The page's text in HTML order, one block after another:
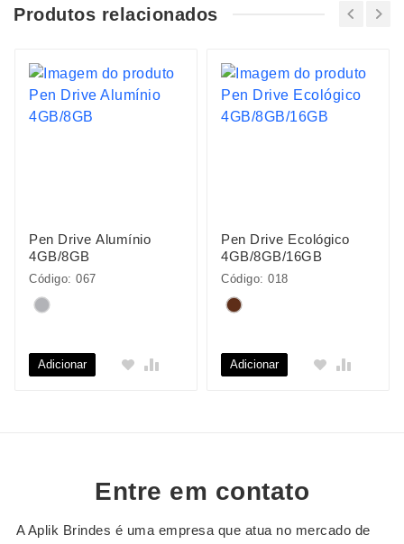
Produtos relacionados
Pen Drive Alumínio
4GB/8GB
Código: 067
Adicionar
Pen Drive Ecológico
4GB/8GB/16GB
Código: 018
Adicionar
Entre em contato
A Aplik Brindes é uma empresa que atua no mercado de